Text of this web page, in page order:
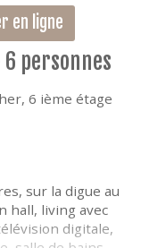
en ligne
personnes
6 ième étage
sur la digue au
hall, living avec
digitale,